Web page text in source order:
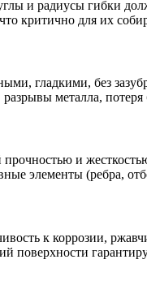
и радиусы гибки
критично для их
гладкими, без
металла, потеря
и
элементы (ребра,
к коррозии,
поверхности